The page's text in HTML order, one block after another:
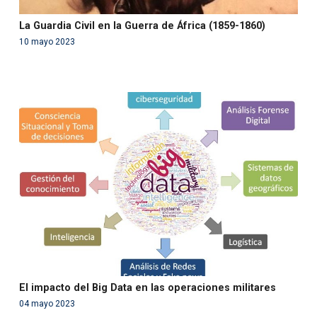
La Guardia Civil en la Guerra de África (1859-1860)
10 mayo 2023
Warning: Use of undefined constant php - assumed
'php' (this will throw an Error in a future version of PHP)
in/var/www/acami.es/wp-
content/themes/fundcami/page-publicaciones.php
on line99
El impacto del Big Data en las operaciones militares
04 mayo 2023